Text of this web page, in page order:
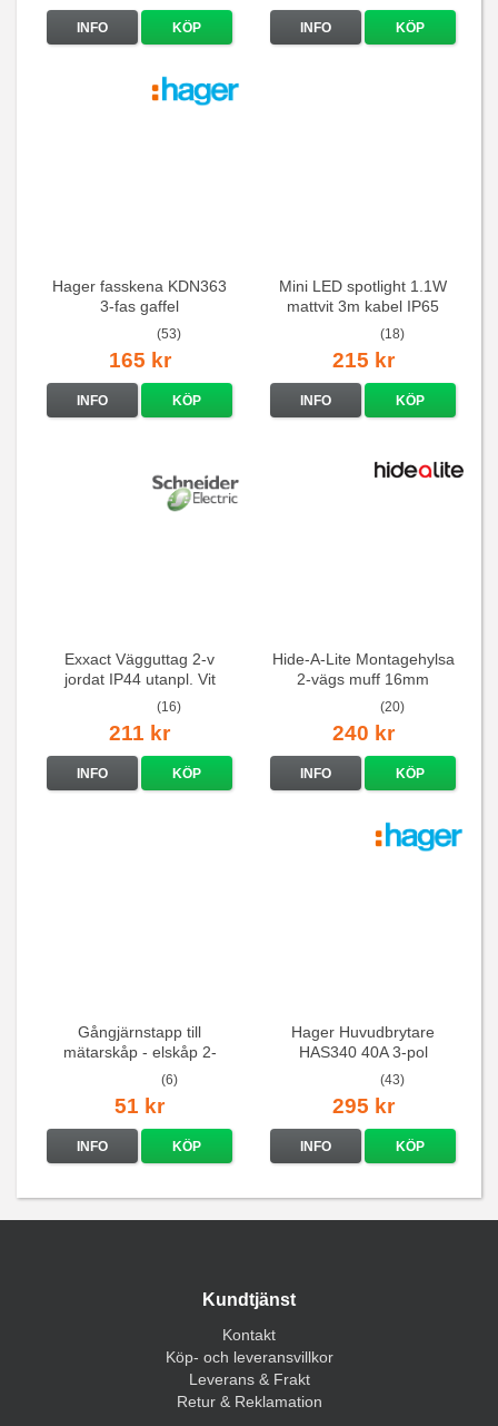
INFO KÖP INFO KÖP
Hager fasskena KDN363
3-fas gaffel
(53)
165 kr
INFO KÖP
Mini LED spotlight 1.1W
mattvit 3m kabel IP65
(18)
215 kr
INFO KÖP
Exxact Vägguttag 2-v
jordat IP44 utanpl. Vit
(16)
211 kr
INFO KÖP
Hide-A-Lite Montagehylsa
2-vägs muff 16mm
(20)
240 kr
INFO KÖP
Gångjärnstapp till
mätarskåp - elskåp 2-
(6)
51 kr
INFO KÖP
Hager Huvudbrytare
HAS340 40A 3-pol
(43)
295 kr
INFO KÖP
Kundtjänst
Kontakt
Köp- och leveransvillkor
Leverans & Frakt
Retur & Reklamation